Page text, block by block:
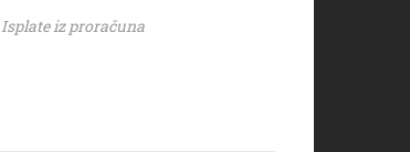
Isplate iz proračuna